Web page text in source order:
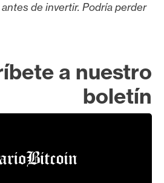
de invertir. Podría perder
a nuestro
boletín